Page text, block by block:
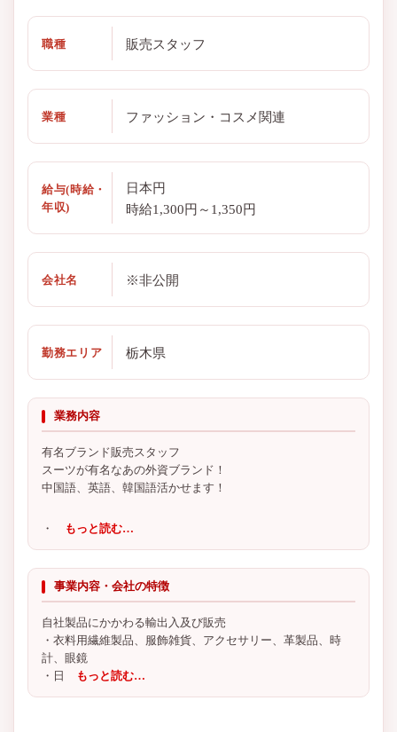
職種 販売スタッフ
業種 ファッション・コスメ関連
給与(時給・
年収)
日本円
時給1,300円～1,350円
会社名 ※非公開
勤務エリア 栃木県
業務内容
有名ブランド販売スタッフ
スーツが有名なあの外資ブランド！
中国語、英語、韓国語活かせます！
・ もっと読む…
事業内容・会社の特徴
自社製品にかかわる輸出入及び販売
・衣料用繊維製品、服飾雑貨、アクセサリー、革製品、時
計、眼鏡
・日
もっと読む…